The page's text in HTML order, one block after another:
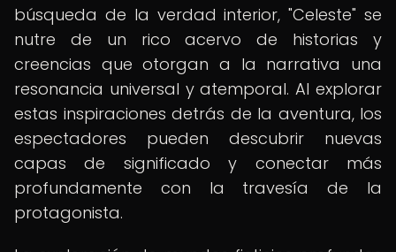
búsqueda de la verdad interior, "Celeste" se
nutre de un rico acervo de historias y
creencias que otorgan a la narrativa una
resonancia universal y atemporal. Al explorar
estas inspiraciones detrás de la aventura, los
espectadores pueden descubrir nuevas
capas de significado y conectar más
profundamente con la travesía de la
protagonista.